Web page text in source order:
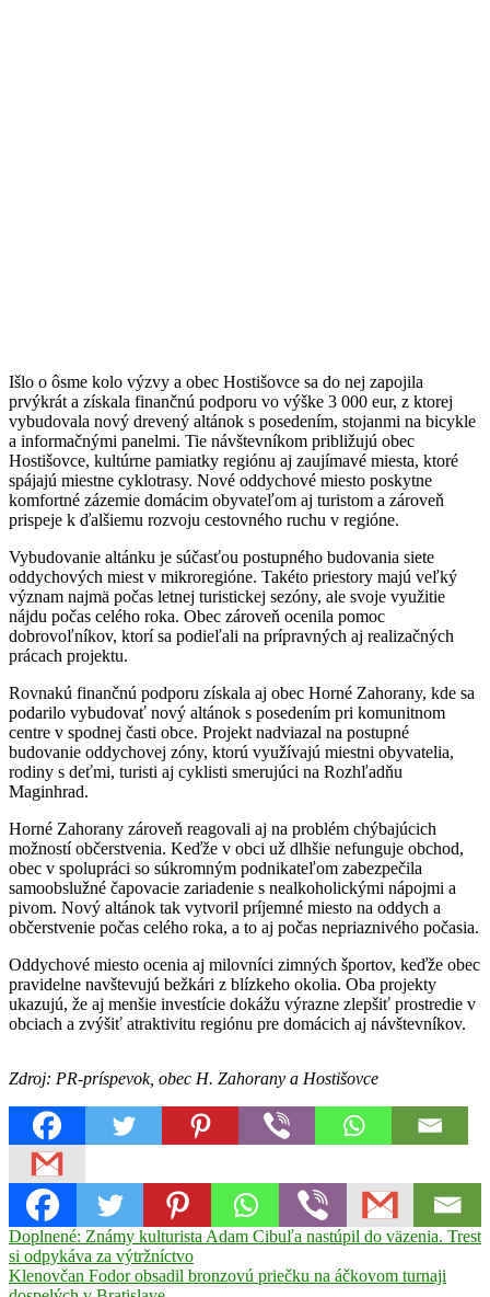
Išlo o ôsme kolo výzvy a obec Hostišovce sa do nej zapojila
prvýkrát a získala finančnú podporu vo výške 3 000 eur, z ktorej
vybudovala nový drevený altánok s posedením, stojanmi na bicykle
a informačnými panelmi. Tie návštevníkom približujú obec
Hostišovce, kultúrne pamiatky regiónu aj zaujímavé miesta, ktoré
spájajú miestne cyklotrasy. Nové oddychové miesto poskytne
komfortné zázemie domácim obyvateľom aj turistom a zároveň
prispeje k ďalšiemu rozvoju cestovného ruchu v regióne.
Vybudovanie altánku je súčasťou postupného budovania siete
oddychových miest v mikroregióne. Takéto priestory majú veľký
význam najmä počas letnej turistickej sezóny, ale svoje využitie
nájdu počas celého roka. Obec zároveň ocenila pomoc
dobrovoľníkov, ktorí sa podieľali na prípravných aj realizačných
prácach projektu.
Rovnakú finančnú podporu získala aj obec Horné Zahorany, kde sa
podarilo vybudovať nový altánok s posedením pri komunitnom
centre v spodnej časti obce. Projekt nadviazal na postupné
budovanie oddychovej zóny, ktorú využívajú miestni obyvatelia,
rodiny s deťmi, turisti aj cyklisti smerujúci na Rozhľadňu
Maginhrad.
Horné Zahorany zároveň reagovali aj na problém chýbajúcich
možností občerstvenia. Keďže v obci už dlhšie nefunguje obchod,
obec v spolupráci so súkromným podnikateľom zabezpečila
samoobslužné čapovacie zariadenie s nealkoholickými nápojmi a
pivom. Nový altánok tak vytvoril príjemné miesto na oddych a
občerstvenie počas celého roka, a to aj počas nepriaznivého počasia.
Oddychové miesto ocenia aj milovníci zimných športov, keďže obec
pravidelne navštevujú bežkári z blízkeho okolia. Oba projekty
ukazujú, že aj menšie investície dokážu výrazne zlepšiť prostredie v
obciach a zvýšiť atraktivitu regiónu pre domácich aj návštevníkov.
Zdroj: PR-príspevok, obec H. Zahorany a Hostišovce
altanokcyklograntHorné
ZahoranyHostišovceMAS
Malohont
Navigácia
v
Previous
Post:
Doplnené: Známy kulturista Adam Cibuľa nastúpil do väzenia. Trest
si odpykáva za výtržníctvo
Next
Klenovčan Fodor obsadil bronzovú priečku na áčkovom turnaji